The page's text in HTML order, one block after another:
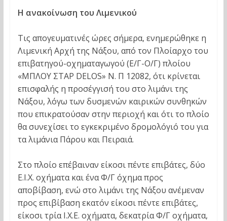
Η ανακοίνωση του Λιμενικού
Τις απογευματινές ώρες σήμερα, ενημερώθηκε η
Λιμενική Αρχή της Νάξου, από τον Πλοίαρχο του
επιβατηγού-οχηματαγωγού (Ε/Γ-Ο/Γ) πλοίου
«ΜΠΛΟΥ ΣΤΑΡ DELOS» Ν. Π 12082, ότι κρίνεται
επισφαλής η προσέγγισή του στο λιμάνι της
Νάξου, λόγω των δυσμενών καιρικών συνθηκών
που επικρατούσαν στην περιοχή και ότι το πλοίο
θα συνεχίσει το εγκεκριμένο δρομολόγιό του για
τα λιμάνια Πάρου και Πειραιά.
Στο πλοίο επέβαιναν είκοσι πέντε επιβάτες, δύο
Ε.Ι.Χ. οχήματα και ένα Φ/Γ όχημα προς
αποβίβαση, ενώ στο λιμάνι της Νάξου ανέμεναν
προς επιβίβαση εκατόν είκοσι πέντε επιβάτες,
είκοσι τρία Ι.Χ.Ε. οχήματα, δεκατρία Φ/Γ οχήματα,